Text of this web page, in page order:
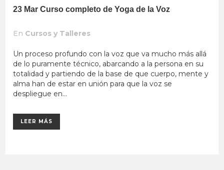
23 Mar Curso completo de Yoga de la Voz
En Cursos y Talleres
Un proceso profundo con la voz que va mucho más allá
de lo puramente técnico, abarcando a la persona en su
totalidad y partiendo de la base de que cuerpo, mente y
alma han de estar en unión para que la voz se
despliegue en...
LEER MÁS